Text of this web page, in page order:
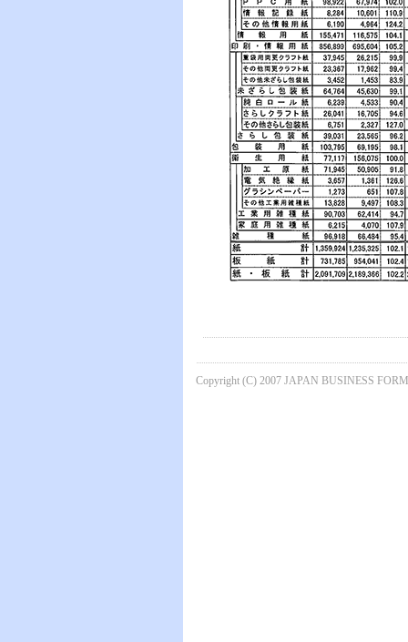
Copyright (C) 2007 JAPAN BUSINESS